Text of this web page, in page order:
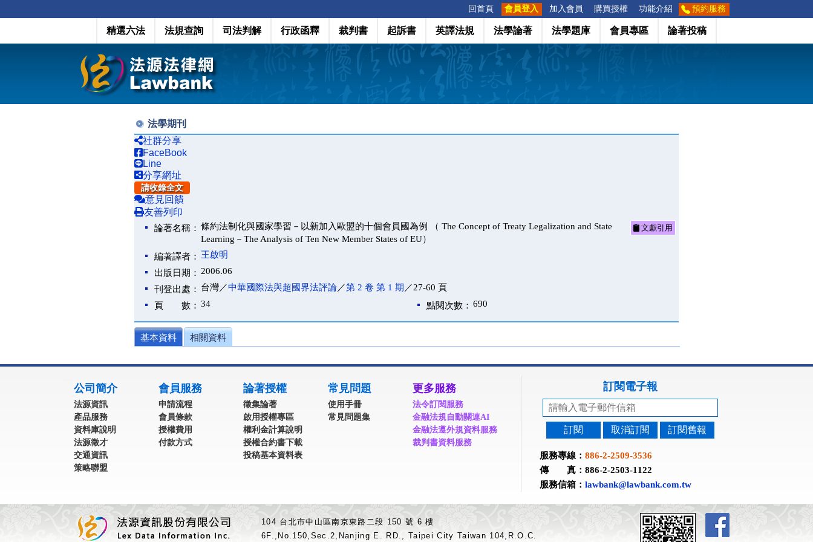
回首頁 會員登入 加入會員 購買授權 功能介紹 預約服務
精選六法 法規查詢 司法判解 行政函釋 裁判書 起訴書 英譯法規 法學論著 法學題庫 會員專區 論著投稿
法學期刊
社群分享
FaceBook
Line
分享網址
請收錄全文
意見回饋
友善列印
論著名稱： 條約法制化與國家學習－以新加入歐盟的十個會員國為例 （ The Concept of Treaty Legalization and State
Learning－The Analysis of Ten New Member States of EU）
文獻引用
編著譯者： 王啟明
出版日期： 2006.06
刊登出處： 台灣／中華國際法與超國界法評論／第 2 卷 第 1 期 ／27-60 頁
頁 數： 34 點閱次數： 690
基本資料 相關資料
公司簡介
法源資訊
產品服務
資料庫說明
法源徵才
交通資訊
策略聯盟
會員服務
申請流程
會員條款
授權費用
付款方式
論著授權
徵集論著
啟用授權專區
權利金計算說明
授權合約書下載
投稿基本資料表
常見問題
使用手冊
常見問題集
更多服務
法令訂閱服務
金融法規自動關連AI
金融法遵外規資料服務
裁判書資料服務
訂閱電子報
訂閱 取消訂閱 訂閱舊報
服務專線： 886-2-2509-3536
傳 真：886-2-2503-1122
服務信箱： lawbank@lawbank.com.tw
104 台北市中山區南京東路二段 150 號 6 樓
6F.,No.150,Sec.2,Nanjing E. RD., Taipei City Taiwan 104,R.O.C.